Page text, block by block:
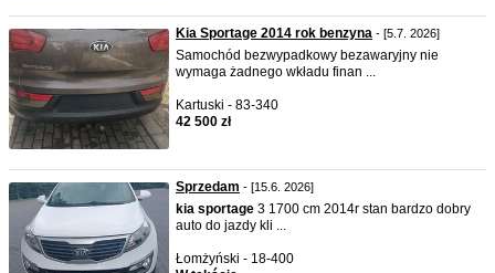
Kia Sportage 2014 rok benzyna - [5.7. 2026]
Samochód bezwypadkowy bezawaryjny nie
wymaga żadnego wkładu finan ...
Kartuski - 83-340
42 500 zł
Sprzedam - [15.6. 2026]
kia sportage 3 1700 cm 2014r stan bardzo dobry
auto do jazdy kli ...
Łomżyński - 18-400